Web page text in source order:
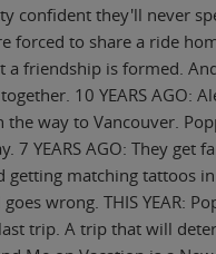
confident they'll never
forced to share a ride
a friendship is formed.
10 YEARS AGO:
the way to Vancouver.
7 YEARS AGO: They get
matching tattoos in
goes wrong. THIS YEAR:
trip. A trip that will